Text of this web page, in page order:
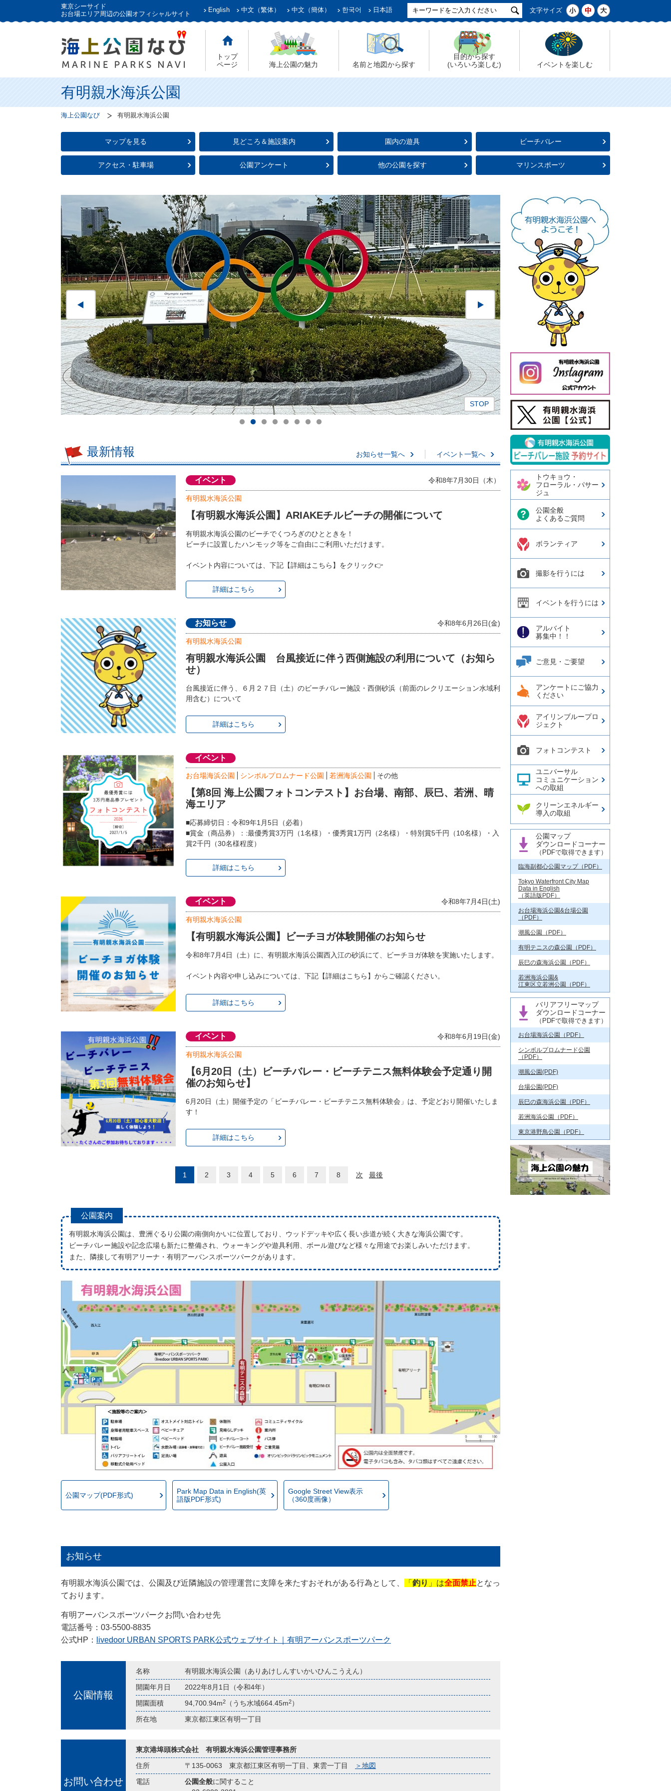
東京シーサイド
お台場エリア周辺の公園オフィシャルサイト
English 中文（繁体） 中文（簡体） 한국어 日本語 文字サイズ
トップ
ページ
海上公園の魅力 名前と地図から探す
目的から探す
(いろいろ楽しむ)
イベントを楽しむ
有明親水海浜公園
海上公園なび 有明親水海浜公園
マップを見る 見どころ＆施設案内 園内の遊具 ビーチバレー
アクセス・駐車場 公園アンケート 他の公園を探す マリンスポーツ
生・
最新情報 お知らせ一覧へ イベント一覧へ
イベント 令和8年7月30日（木）
有明親水海浜公園
【有明親水海浜公園】ARIAKEチルビーチの開催について
有明親水海浜公園のビーチでくつろぎのひとときを！
ビーチに設置したハンモック等をご自由にご利用いただけます。
イベント内容については、下記【詳細はこちら】をクリック👉
詳細はこちら
お知らせ 令和8年6月26日(金)
有明親水海浜公園
有明親水海浜公園 台風接近に伴う西側施設の利用について（お知ら
せ）
台風接近に伴う、６月２７日（土）のビーチバレー施設・西側砂浜（前面のレクリエーション水域利
用含む）について
詳細はこちら
イベント
お台場海浜公園 シンボルプロムナード公園 若洲海浜公園 その他
【第8回 海上公園フォトコンテスト】お台場、南部、辰巳、若洲、晴
海エリア
■応募締切日：令和9年1月5日（必着）
■賞金（商品券）：:最優秀賞3万円（1名様）・優秀賞1万円（2名様）・特別賞5千円（10名様）・入
賞2千円（30名様程度）
詳細はこちら
イベント 令和8年7月4日(土)
有明親水海浜公園
【有明親水海浜公園】ビーチヨガ体験開催のお知らせ
令和8年7月4日（土）に、有明親水海浜公園西入江の砂浜にて、ビーチヨガ体験を実施いたします。
イベント内容や申し込みについては、下記【詳細はこちら】からご確認ください。
詳細はこちら
イベント 令和8年6月19日(金)
有明親水海浜公園
【6月20日（土）ビーチバレー・ビーチテニス無料体験会予定通り開
催のお知らせ】
6月20日（土）開催予定の「ビーチバレー・ビーチテニス無料体験会」は、予定どおり開催いたしま
す！
詳細はこちら
1 2 3 4 5 6 7 8 次 最後
公園案内
有明親水海浜公園は、豊洲ぐるり公園の南側向かいに位置しており、ウッドデッキや広く長い歩道が続く大きな海浜公園です。
ビーチバレー施設や記念広場も新たに整備され、ウォーキングや遊具利用、ボール遊びなど様々な用途でお楽しみいただけます。
また、隣接して有明アリーナ・有明アーバンスポーツパークがあります。
公園マップ(PDF形式)
Park Map Data in English(英
語版PDF形式)
Google Street View表示
（360度画像）
お知らせ
有明親水海浜公園では、公園及び近隣施設の管理運営に支障を来たすおそれがある行為として、 「 釣り 」は全面禁止となっ
ております。
有明アーバンスポーツパークお問い合わせ先
電話番号：03-5500-8835
公式HP：
livedoor URBAN SPORTS PARK公式ウェブサイト｜有明アーバンスポーツパーク
公園情報
名称
有明親水海浜公園（ありあけしんすいかいひんこうえん）
開園年月日
2022年8月1日（令和4年）
開園面積
94,700.94m2 （うち水域664.45m2）
所在地
東京都江東区有明一丁目
お問い合わせ
東京港埠頭株式会社 有明親水海浜公園管理事務所
住所
〒135-0063 東京都江東区有明一丁目、東雲一丁目
＞地図
電話
公園全般に関すること
有明親水海浜公園【公式
X】
トウキョウ・
フローラル・パサー
ジュ
公園全般
よくあるご質問
ボランティア
撮影を行うには
イベントを行うには
アルバイト
募集中！！
ご意見・ご要望
アンケートにご協力
ください
アイリンブループロ
ジェクト
フォトコンテスト
ユニバーサル
コミュニケーション
への取組
クリーンエネルギー
導入の取組
公園マップ
ダウンロードコーナー
（PDFで取得できます）
臨海副都心公園マップ（PDF）
Tokyo Waterfront City Map
Data in English
（英語版PDF）
お台場海浜公園&台場公園
（PDF）
潮風公園（PDF）
有明テニスの森公園（PDF）
辰巳の森海浜公園（PDF）
若洲海浜公園&
江東区立若洲公園（PDF）
バリアフリーマップ
ダウンロードコーナー
（PDFで取得できます）
お台場海浜公園（PDF）
シンボルプロムナード公園
（PDF）
潮風公園(PDF)
台場公園(PDF)
辰巳の森海浜公園（PDF）
若洲海浜公園（PDF）
東京港野鳥公園（PDF）